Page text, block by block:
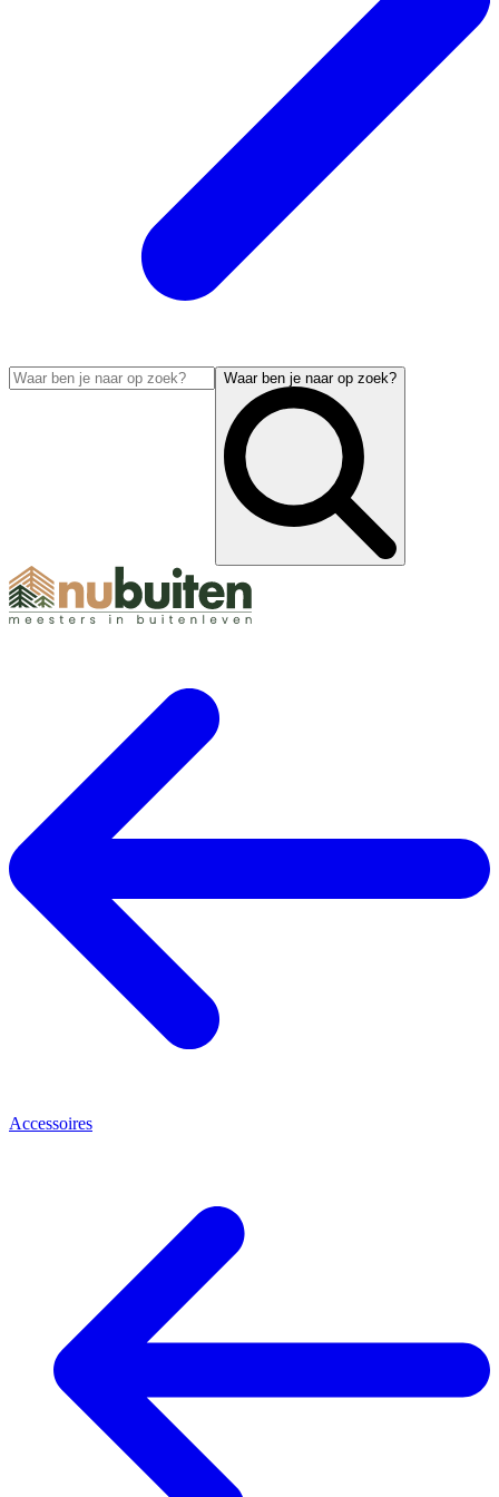
Waar ben je naar op zoek?
Accessoires